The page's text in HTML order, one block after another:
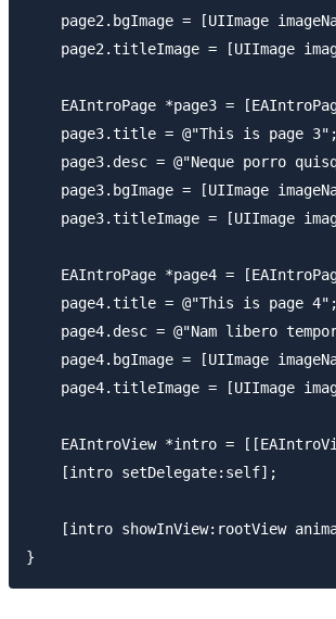
page2.bgImage = [UIImage
page2.titleImage = [UIImage
EAIntroPage *page3 =
    page3.title = @"This is page 3";
page3.desc = @"Neque porro
page3.bgImage = [UIImage
page3.titleImage = [UIImage
EAIntroPage *page4 =
    page4.title = @"This is page 4";
page4.desc = @"Nam libero
page4.bgImage = [UIImage
page4.titleImage = [UIImage
EAIntroView *intro =
    [intro setDelegate:self];
[intro showInView:rootView